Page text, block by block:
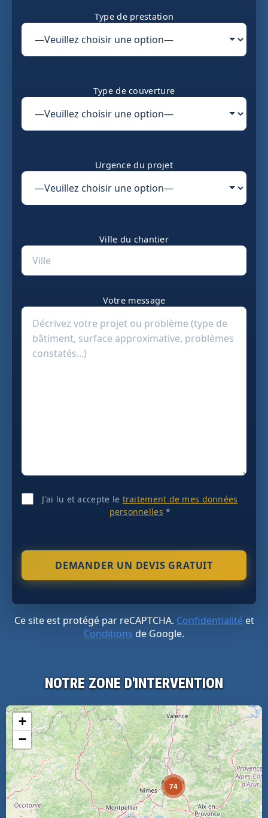
Type de prestation
Type de couverture
Urgence du projet
Ville du chantier
Votre message
J'ai lu et accepte le traitement de mes données
personnelles *
Ce site est protégé par reCAPTCHA. Confidentialitéet
Conditions de Google.
NOTRE ZONE D'INTERVENTION
74
+
−